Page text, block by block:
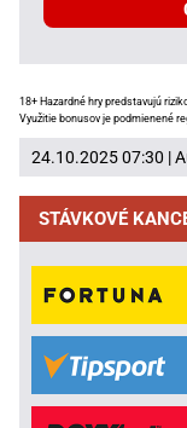
18+ Hazardné hry predstavujú
Využitie bonusov je podmienené
24.10.2025 07:30 |
STÁVKOVÉ